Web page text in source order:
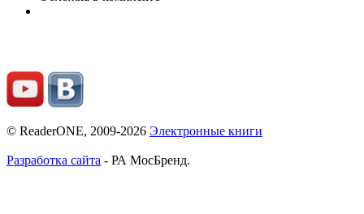
© ReaderONE, 2009-2026 Электронные книги
Разработка сайта - РА МосБренд.